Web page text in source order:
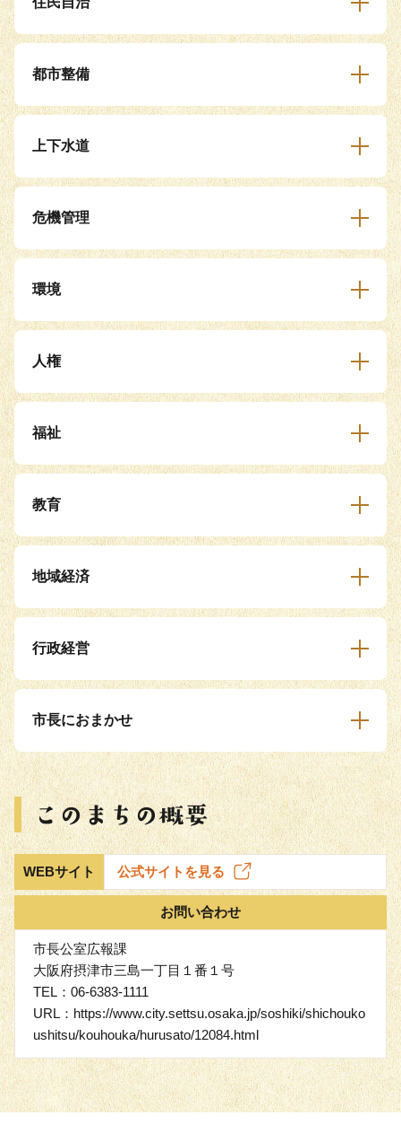
都市整備
上下水道
危機管理
環境
人権
福祉
教育
地域経済
行政経営
市長におまかせ
WEBサイト 公式サイトを見る
お問い合わせ
市長公室広報課
大阪府摂津市三島一丁目１番１号
TEL：06-6383-1111
URL：https://www.city.settsu.osaka.jp/soshiki/shichouko
ushitsu/kouhouka/hurusato/12084.html